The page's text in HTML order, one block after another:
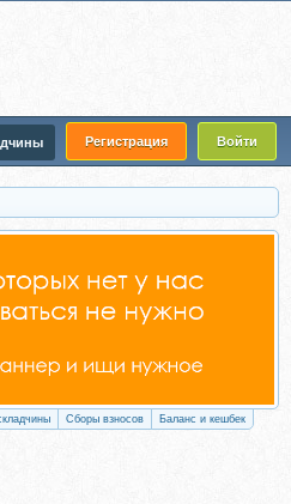
Регистрация Войти
Сборы взносов Баланс и кешбек